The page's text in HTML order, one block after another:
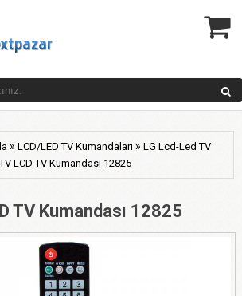
» LCD/LED TV Kumandaları » LG Lcd-Led TV
LCD TV Kumandası 12825
TV Kumandası 12825